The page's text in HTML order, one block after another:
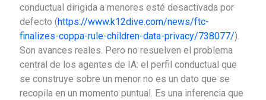
conductual dirigida a menores esté desactivada por
defecto (https://www.k12dive.com/news/ftc-
finalizes-coppa-rule-children-data-privacy/738077/).
Son avances reales. Pero no resuelven el problema
central de los agentes de IA: el perfil conductual que
se construye sobre un menor no es un dato que se
recopila en un momento puntual. Es una inferencia que